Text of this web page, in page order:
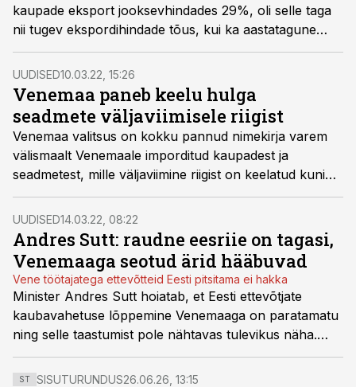
kaupade eksport jooksevhindades 29%, oli selle taga
nii tugev ekspordihindade tõus, kui ka aastatagune
tavalisest madalam võrdlusbaas. Ekspordihindade kasv
on kiirenenud ja jaanuaris ulatus see juba 22
protsendini. Seega oli ekspordimahu ehk
püsivhindades ekspordikasv hoopis mõõdukam.
UUDISED10.03.22, 15:26
Venemaa paneb keelu hulga
seadmete väljaviimisele riigist
Venemaa valitsus on kokku pannud nimekirja varem
välismaalt Venemaale imporditud kaupadest ja
seadmetest, mille väljaviimine riigist on keelatud kuni
selle aasta lõpuni.
UUDISED14.03.22, 08:22
Andres Sutt: raudne eesriie on tagasi,
Venemaaga seotud ärid hääbuvad
Vene töötajatega ettevõtteid Eesti pitsitama ei hakka
Minister Andres Sutt hoiatab, et Eesti ettevõtjate
kaubavahetuse lõppemine Venemaaga on paratamatu
ning selle taastumist pole nähtavas tulevikus näha.
Samas ei plaani riik praegu Vene kodanikega seotud
Eesti ettevõtteid eraldi pitsitama hakata.
ST SISUTURUNDUS26.06.26, 13:15